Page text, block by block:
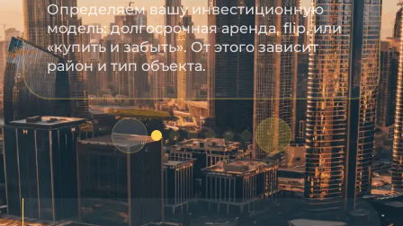
Определяем вашу инвестиционную
модель: долгосрочная аренда, flip, или
«купить и забыть». От этого зависит
район и тип объекта.